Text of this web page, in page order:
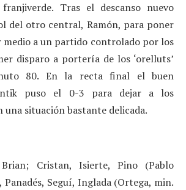
Tras el descanso nuevo
del otro central, Ramón, para poner
medio a un partido controlado por los
disparo a portería de los ‘orelluts’
80. En la recta final el buen
puso el 0-3 para dejar a los
una situación bastante delicada.
Cristan, Isierte, Pino (Pablo
Panadés, Seguí, Inglada (Ortega, min.